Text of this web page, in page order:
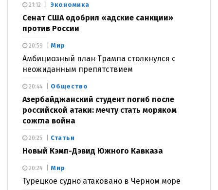
Экономика
Сенат США одобрил «адские санкции»
против России
21:12
Мир
Амбициозный план Трампа столкнулся с
неожиданным препятствием
20:59
Общество
Азербайджанский студент погиб после
российской атаки: мечту стать моряком
сожгла война
20:44
Статьи
Новый Кэмп-Дэвид Южного Кавказа
20:25
Мир
Турецкое судно атаковано в Черном море
20:24